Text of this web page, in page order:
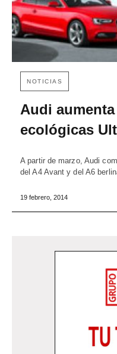
NOTICIAS
Audi
ecológicas
A partir de marzo, Audi
del A4 Avant y del A6
19 febrero, 2014